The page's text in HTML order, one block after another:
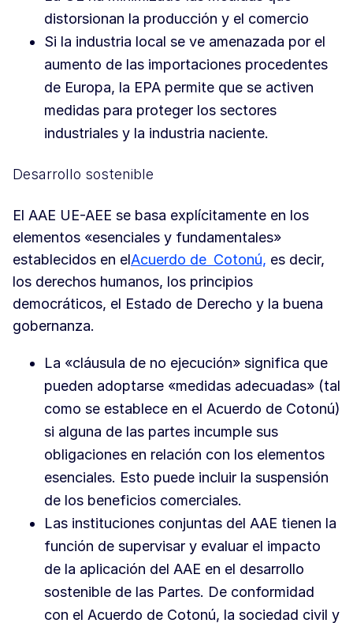
distorsionan la producción y el comercio
Si la industria local se ve amenazada por el
aumento de las importaciones procedentes
de Europa, la EPA permite que se activen
medidas para proteger los sectores
industriales y la industria naciente.
Desarrollo sostenible
El AAE UE-AEE se basa explícitamente en los
elementos «esenciales y fundamentales»
establecidos en elAcuerdo de Cotonú, es decir,
los derechos humanos, los principios
democráticos, el Estado de Derecho y la buena
gobernanza.
La «cláusula de no ejecución» significa que
pueden adoptarse «medidas adecuadas» (tal
como se establece en el Acuerdo de Cotonú)
si alguna de las partes incumple sus
obligaciones en relación con los elementos
esenciales. Esto puede incluir la suspensión
de los beneficios comerciales.
Las instituciones conjuntas del AAE tienen la
función de supervisar y evaluar el impacto
de la aplicación del AAE en el desarrollo
sostenible de las Partes. De conformidad
con el Acuerdo de Cotonú, la sociedad civil y